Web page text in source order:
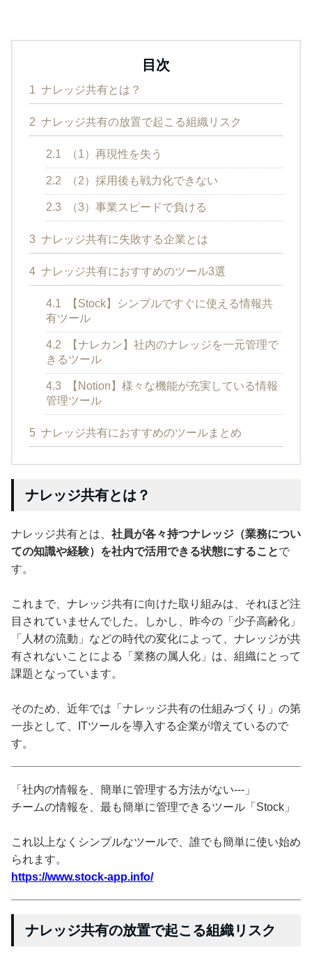
目次
1 ナレッジ共有とは？
2 ナレッジ共有の放置で起こる組織リスク
2.1 （1）再現性を失う
2.2 （2）採用後も戦力化できない
2.3 （3）事業スピードで負ける
3 ナレッジ共有に失敗する企業とは
4 ナレッジ共有におすすめのツール3選
4.1
【Stock】シンプルですぐに使える情報共
有ツール
4.2
【ナレカン】社内のナレッジを一元管理で
きるツール
4.3
【Notion】様々な機能が充実している情報
管理ツール
5 ナレッジ共有におすすめのツールまとめ
ナレッジ共有とは？
ナレッジ共有とは、 社員が各々持つナレッジ（業務につい
ての知識や経験）を社内で活用できる状態にすることで
す。
これまで、ナレッジ共有に向けた取り組みは、それほど注
目されていませんでした。しかし、昨今の「少子高齢化」
「人材の流動」などの時代の変化によって、ナレッジが共
有されないことによる「業務の属人化」は、組織にとって
課題となっています。
そのため、近年では「ナレッジ共有の仕組みづくり」の第
一歩として、ITツールを導入する企業が増えているので
す。
「社内の情報を、簡単に管理する方法がない---」
チームの情報を、最も簡単に管理できるツール「Stock」
これ以上なくシンプルなツールで、誰でも簡単に使い始め
られます。
https://www.stock-app.info/
ナレッジ共有の放置で起こる組織リスク